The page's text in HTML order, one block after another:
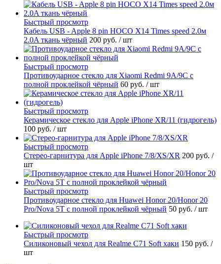
Быстрый просмотр
Кабель USB - Apple 8 pin HOCO X14 Times speed 2.0м
2.0A ткань чёрный 200 руб. / шт
Быстрый просмотр
Противоударное стекло для Xiaomi Redmi 9A/9C с
полной проклейкой чёрный 60 руб. / шт
Быстрый просмотр
Керамическое стекло для Apple iPhone XR/11 (гидрогель)
100 руб. / шт
Быстрый просмотр
Стерео-гарнитура для Apple iPhone 7/8/XS/XR 200 руб. /
шт
Быстрый просмотр
Противоударное стекло для Huawei Honor 20/Honor 20
Pro/Nova 5T с полной проклейкой чёрный 50 руб. / шт
Быстрый просмотр
Силиконовый чехол для Realme C71 Soft хаки 150 руб. /
шт